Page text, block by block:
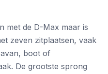
met de D-Max maar is
zeven zitplaatsen, vaak
boot of
De grootste sprong